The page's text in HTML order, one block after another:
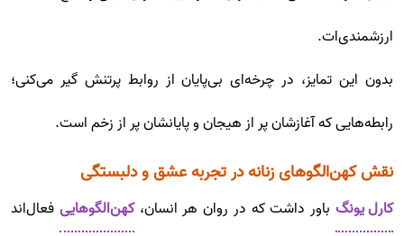
ارزشمندی‌ات.
بدون این تمایز، در چرخه‌ای بی‌پایان از روابط پرتنش گیر می‌کنی؛
رابطه‌هایی که آغازشان پر از هیجان و پایانشان پر از زخم است.
نقش کهن‌الگوهای زنانه در تجربه عشق و دلبستگی
کارل یونگباور داشت که در روان هر انسان،کهن‌الگوهایی فعال‌اند